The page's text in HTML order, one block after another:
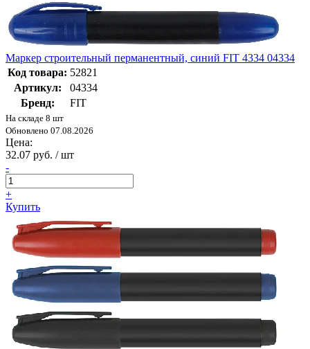
Маркер строительный перманентный, синий FIT 4334 04334
Код товара: 52821
Артикул:
04334
Бренд:
FIT
На складе 8 шт
Обновлено 07.08.2026
Цена:
32.07 руб. / шт
-
+
Купить